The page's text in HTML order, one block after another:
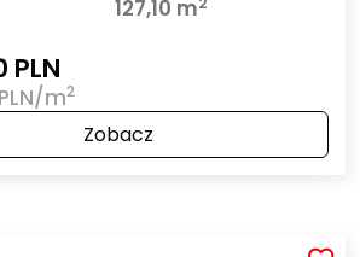
127,10 m
PLN
m2
Zobacz